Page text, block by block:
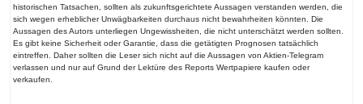
historischen Tatsachen, sollten als zukunftsgerichtete Aussagen verstanden werden, die
sich wegen erheblicher Unwägbarkeiten durchaus nicht bewahrheiten könnten. Die
Aussagen des Autors unterliegen Ungewissheiten, die nicht unterschätzt werden sollten.
Es gibt keine Sicherheit oder Garantie, dass die getätigten Prognosen tatsächlich
eintreffen. Daher sollten die Leser sich nicht auf die Aussagen von Aktien-Telegram
verlassen und nur auf Grund der Lektüre des Reports Wertpapiere kaufen oder
verkaufen.